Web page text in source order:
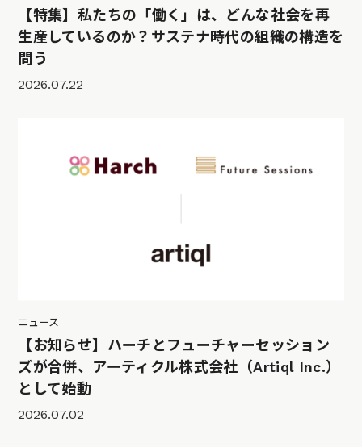
【特集】私たちの「働く」は、どんな社会を再
生産しているのか？サステナ時代の組織の構造を
問う
2026.07.22
ニュース
【お知らせ】ハーチとフューチャーセッション
ズが合併、アーティクル株式会社（Artiql Inc.）
として始動
2026.07.02